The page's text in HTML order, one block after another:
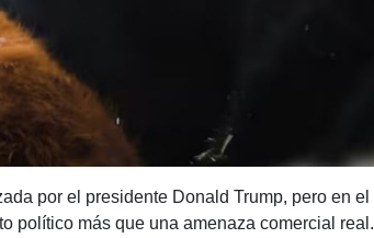
por el presidente Donald Trump, pero en el
político más que una amenaza comercial real.